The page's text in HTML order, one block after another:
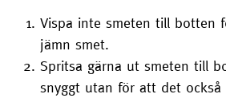
Vispa inte smeten till botten
jämn smet.
Spritsa gärna ut smeten till
snyggt utan för att det